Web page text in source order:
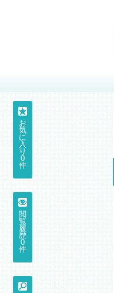
お
気
に
入
り
0
件
閲
覧
履
歴
0
件